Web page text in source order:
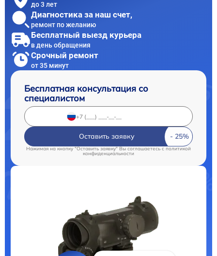
до 3 лет
Диагностика за наш счет,
ремонт по желанию
Бесплатный выезд курьера
в день обращения
Срочный ремонт
от 35 минут
Бесплатная консультация со
специалистом
Оставить заявку
Нажимая на кнопку "Оставить заявку" Вы соглашаетесь c политикой
конфиденциальности